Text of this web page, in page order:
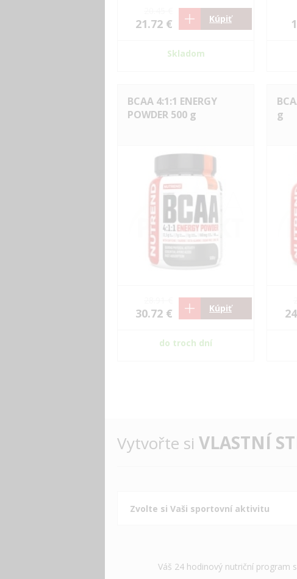
21.72 € Kúpiť
Skladom
BCAA 4:1:1 ENERGY
POWDER 500 g
30.72 € Kúpiť
do troch dní
g
Vytvořte si VLASTNÍ
Váš 24 hodinový nutriční program